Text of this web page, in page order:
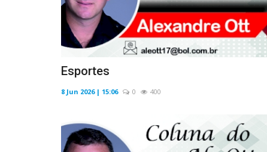
Esportes
8 Jun 2026 | 15:06 0 400